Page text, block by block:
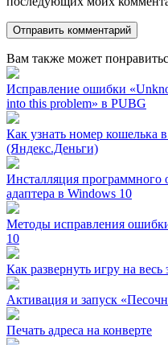
Вам также может
Исправление ошибки
into this problem» в PUBG
Как узнать номер кошелька
(Яндекс.Деньги)
Инсталляция программного
адаптера в Windows 10
Методы исправления
10
Как развернуть игру на
Активация и запуск
Печать адреса на конверте